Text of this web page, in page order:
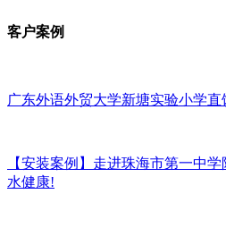
客户案例
广东外语外贸大学新塘实验小学直
【安装案例】走进珠海市第一中
水健康!